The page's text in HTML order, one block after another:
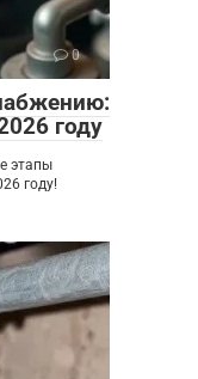
0
году
этапы
году!